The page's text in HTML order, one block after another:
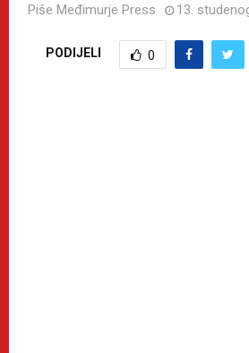
Piše Međimurje Press 13.
PODIJELI 0